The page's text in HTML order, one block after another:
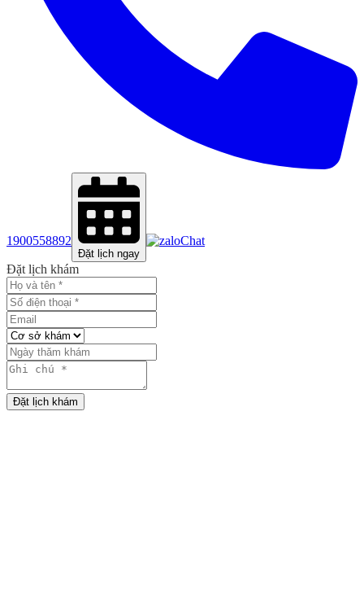
1900558892
Đặt lịch ngay
Chat
Đặt lịch khám
Đặt lịch khám